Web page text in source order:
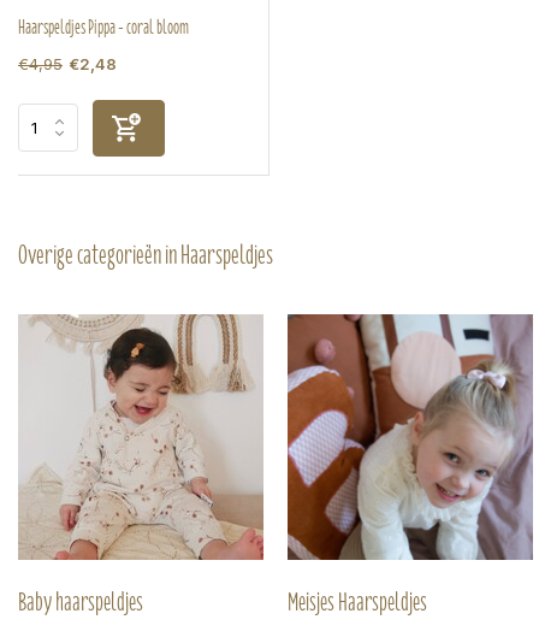
Haarspeldjes Pippa - coral bloom
€4,95 €2,48
Overige categorieën in Haarspeldjes
Baby haarspeldjes Meisjes Haarspeldjes